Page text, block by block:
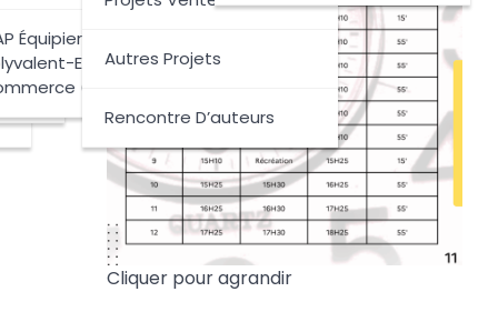
Équipier-E
E Du
(EPC)
Autres Projets
Rencontre D’auteurs
Cliquer pour agrandir